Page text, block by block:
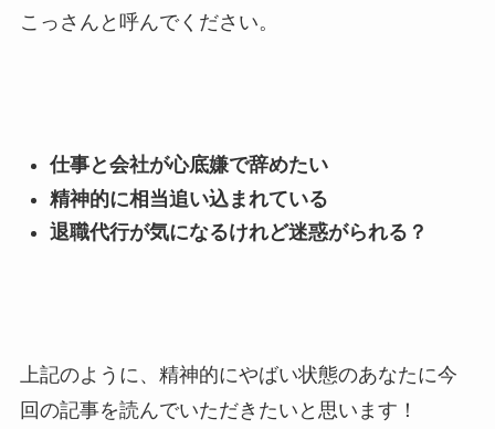
こっさんと呼んでください。
仕事と会社が心底嫌で辞めたい
精神的に相当追い込まれている
退職代行が気になるけれど迷惑がられる？
上記のように、精神的にやばい状態のあなたに今
回の記事を読んでいただきたいと思います！